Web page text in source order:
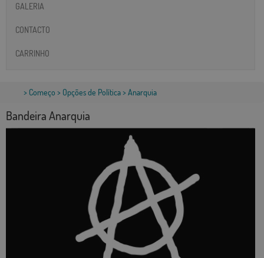
GALERIA
CONTACTO
CARRINHO
> Começo > Opções de Política> Anarquia
Bandeira Anarquia